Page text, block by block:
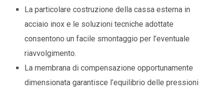
La particolare costruzione della cassa esterna in
acciaio inox e le soluzioni tecniche adottate
consentono un facile smontaggio per l’eventuale
riavvolgimento.
La membrana di compensazione opportunamente
dimensionata garantisce l’equilibrio delle pressioni